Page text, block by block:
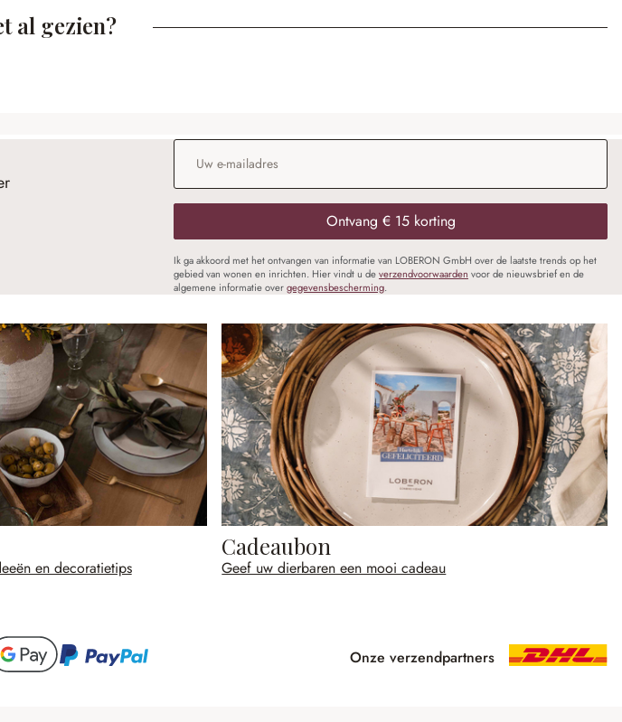
al gezien?
E-mailadres
Ontvang € 15 korting
Ik ga akkoord met het ontvangen van informatie van LOBERON GmbH over de laatste trends op het
gebied van wonen en inrichten. Hier vindt u deverzendvoorwaarden voor de nieuwsbrief en de
algemene informatie overgegevensbescherming.
en decoratietips
Cadeaubon
Geef uw dierbaren een mooi cadeau
Onze verzendpartners